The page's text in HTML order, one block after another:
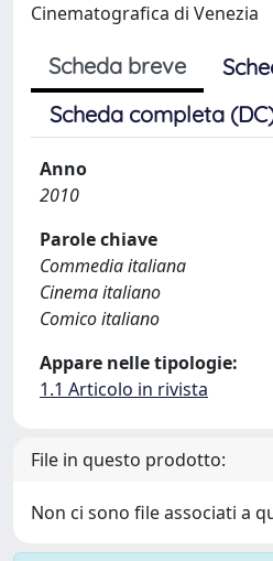
Cinematografica di Venezia
Scheda breve
Scheda completa
Anno
2010
Parole chiave
Commedia italiana
Cinema italiano
Comico italiano
Appare nelle tipologie:
1.1 Articolo in rivista
File in questo prodotto:
Non ci sono file associati a